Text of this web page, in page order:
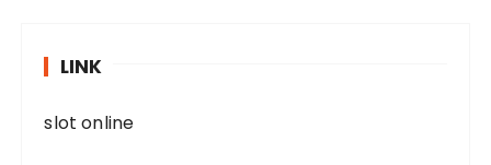
LINK
slot online